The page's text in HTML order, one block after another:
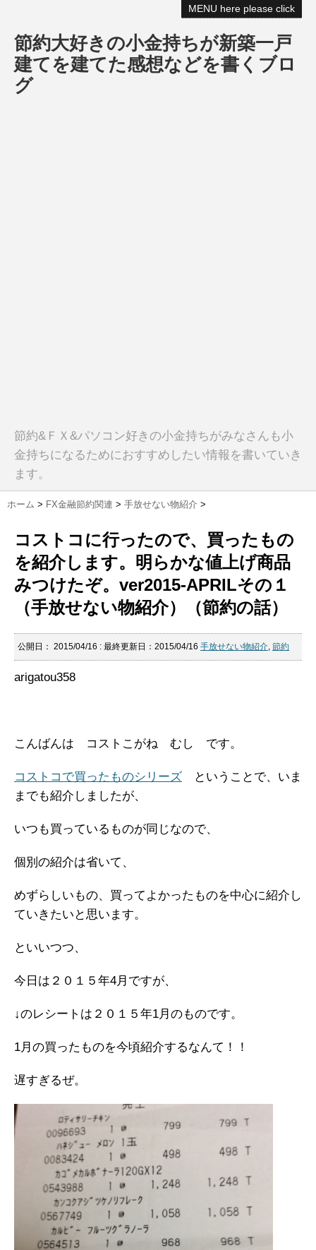
MENU here please click
節約大好きの小金持ちが新築一戸
建てを建てた感想などを書くブロ
グ
節約&ＦＸ&パソコン好きの小金持ちがみなさんも小
金持ちになるためにおすすめしたい情報を書いていき
ます。
ホーム > FX金融節約関連 > 手放せない物紹介 >
コストコに行ったので、買ったもの
を紹介します。明らかな値上げ商品
みつけたぞ。ver2015-APRILその１
（手放せない物紹介）（節約の話）
公開日： 2015/04/16 : 最終更新日：2015/04/16 手放せない物紹介, 節約
arigatou358
こんばんは コストこがね むし です。
コストコで買ったものシリーズ ということで、いま
までも紹介しましたが、
いつも買っているものが同じなので、
個別の紹介は省いて、
めずらしいもの、買ってよかったものを中心に紹介し
ていきたいと思います。
といいつつ、
今日は２０１５年4月ですが、
↓のレシートは２０１５年1月のものです。
1月の買ったものを今頃紹介するなんて！！
遅すぎるぜ。